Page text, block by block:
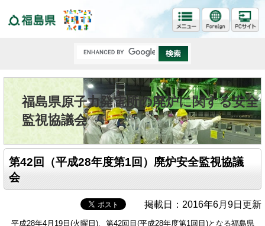
福島県原子力発電所の廃炉に関する安全
監視協議会
第42回（平成28年度第1回）廃炉安全監視協議
会
掲載日：2016年6月9日更新
平成28年4月19日(火曜日)、第42回目(平成28年度第1回目)となる福島県